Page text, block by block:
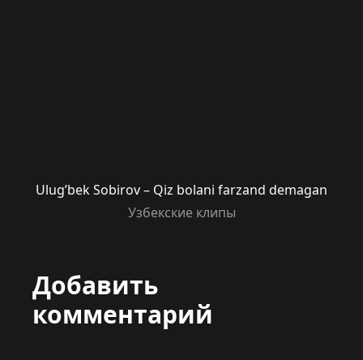
Ulug’bek Sobirov – Qiz bolani farzand demagan
Узбекские клипы
Добавить
комментарий